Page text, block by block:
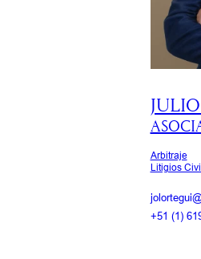
Arbitraje
Litigios
+51 (1)